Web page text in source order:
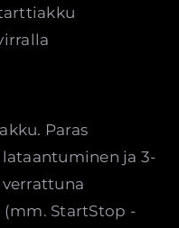
Paras
ja 3-
StartStop -